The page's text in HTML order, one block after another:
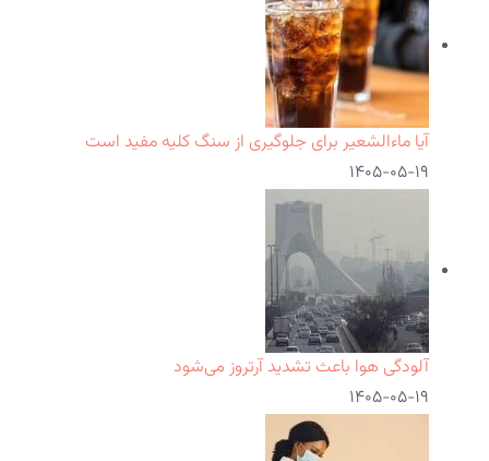
آیا ماءالشعیر برای جلوگیری از سنگ کلیه مفید است
۱۴۰۵-۰۵-۱۹
آلودگی هوا باعث تشدید آرتروز می‌شود
۱۴۰۵-۰۵-۱۹